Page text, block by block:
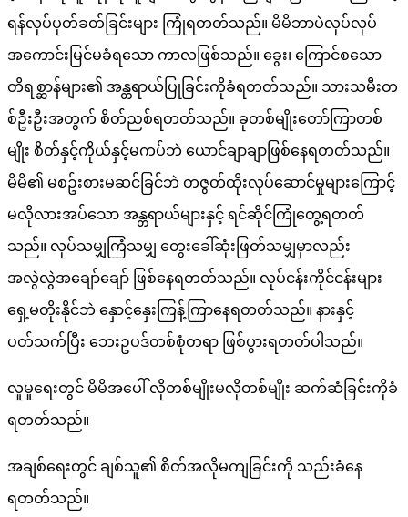
ရန်လုပ်ပုတ်ခတ်ခြင်းများ ကြုံရတတ်သည်။ မိမိဘာပဲလုပ်လုပ်
အကောင်းမြင်မခံရသော ကာလဖြစ်သည်။ ခွေး၊ ကြောင်စသော
တိရစ္ဆာန်များ၏ အန္တရာယ်ပြုခြင်းကိုခံရတတ်သည်။ သားသမီးတ
စ်ဦးဦးအတွက် စိတ်ညစ်ရတတ်သည်။ ခုတစ်မျိုးတော်ကြာတစ်
မျိုး စိတ်နှင့်ကိုယ်နှင့်မကပ်ဘဲ ယောင်ချာချာဖြစ်နေရတတ်သည်။
မိမိ၏ မစဥ်းစားမဆင်ခြင်ဘဲ တဇွတ်ထိုးလုပ်ဆောင်မှုများကြောင့်
မလိုလားအပ်သော အန္တရာယ်များနှင့် ရင်ဆိုင်ကြုံတွေ့ရတတ်
သည်။ လုပ်သမျှကြံသမျှ တွေးခေါ်ဆုံးဖြတ်သမျှမှာလည်း
အလွဲလွဲအချော်ချော် ဖြစ်နေရတတ်သည်။ လုပ်ငန်းကိုင်ငန်းများ
ရှေ့မတိုးနိုင်ဘဲ နှောင့်နှေးကြန့်ကြာနေရတတ်သည်။ နားနှင့်
ပတ်သက်ပြီး ဘေးဥပဒ်တစ်စုံတရာ ဖြစ်ပွားရတတ်ပါသည်။
လူမှုရေးတွင် မိမိအပေါ် လိုတစ်မျိုးမလိုတစ်မျိုး ဆက်ဆံခြင်းကိုခံ
ရတတ်သည်။
အချစ်ရေးတွင် ချစ်သူ၏ စိတ်အလိုမကျခြင်းကို သည်းခံနေ
ရတတ်သည်။